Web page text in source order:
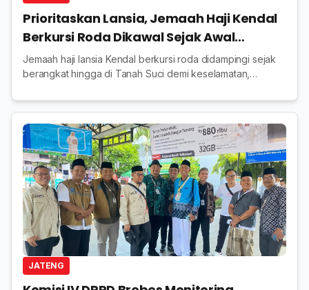
Prioritaskan Lansia, Jemaah Haji Kendal
Berkursi Roda Dikawal Sejak Awal
Keberangkatan
Jemaah haji lansia Kendal berkursi roda didampingi sejak
berangkat hingga di Tanah Suci demi keselamatan,
JATENG